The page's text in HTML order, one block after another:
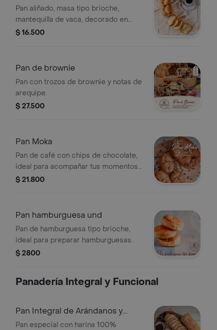
Pan aliñado, masa tipo brioche,
mantequilla de vaca, decorado en
queso rallado.
$ 16.500
Pan de brownie
Pan con trozos de brownie y notas de
arequipe.
$ 27.500
Pan Moka
Pan de café con chips de chocolate,
ideal para acompañar tus momentos
de café.
$ 21.800
Pan hamburguesa und
Pan de hamburguesa tipo brioche,
ideal para preparar hamburguesas.
$ 2800
Panadería Integral y Funcional
Pan Integral de Arándanos y
Almendras
Pan especial con harina 100%